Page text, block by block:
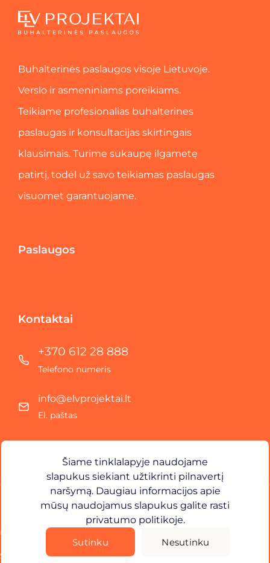
Buhalterinės paslaugos visoje Lietuvoje.
Verslo ir asmeniniams poreikiams.
Teikiame profesionalias buhalterines
paslaugas ir konsultacijas skirtingais
klausimais. Turime sukaupę ilgametę
patirtį, todėl už savo teikiamas paslaugas
visuomet garantuojame.
Paslaugos
Kontaktai
+370 612 28 888
Telefono numeris
info@elvprojektai.lt
El. paštas
Jonavos g. 43 A, Kaunas
Adresas
Naudojimosi
Privatumo Politika
©
ELV Projektai. Visos teisės saugomos.
Sprendimas -
Šiame tinklalapyje naudojame
slapukus siekiant užtikrinti pilnavertį
naršymą. Daugiau informacijos apie
mūsų naudojamus slapukus galite rasti
privatumo politikoje.
Sutinku
Nesutinku